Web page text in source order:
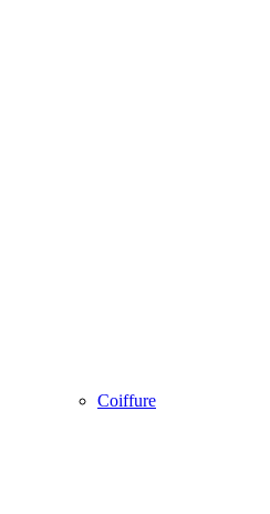
Coiffure